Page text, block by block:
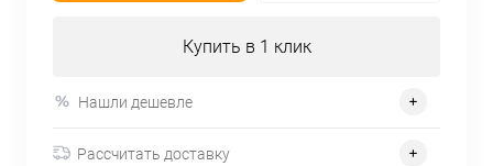
Купить в 1 клик
Нашли дешевле
Рассчитать доставку